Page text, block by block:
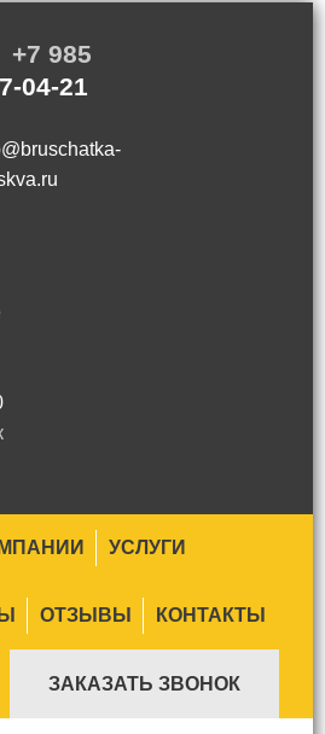
+7 985
04-21
УСЛУГИ
ОТЗЫВЫ КОНТАКТЫ
ЗАКАЗАТЬ ЗВОНОК